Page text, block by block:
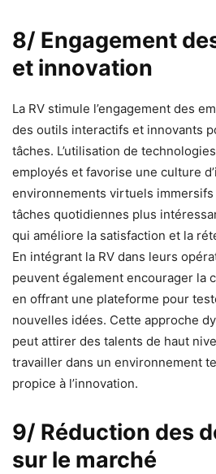
8/ Engagement
et innovation
La RV stimule l’engagement des
des outils interactifs et innovants
tâches. L’utilisation de
employés et favorise une culture
environnements virtuels
tâches quotidiennes plus
qui améliore la satisfaction et la
En intégrant la RV dans leurs
peuvent également encourager la
en offrant une plateforme pour
nouvelles idées. Cette approche
peut attirer des talents de haut
travailler dans un environnement
propice à l’innovation.
9/ Réduction des
sur le marché